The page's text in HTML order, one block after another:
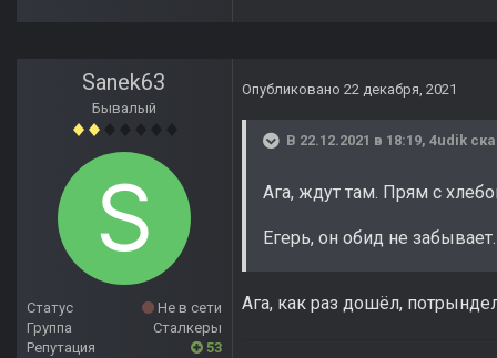
Sanek63
Бывалый
Статус
Не в сети
Группа
Сталкеры
Репутация
53
Опубликовано 22 декабря, 2021
В 22.12.2021 в 18:19, 4udik
Ага, ждут там. Прям с
Егерь, он обид не забывает.
Ага, как раз дошёл,